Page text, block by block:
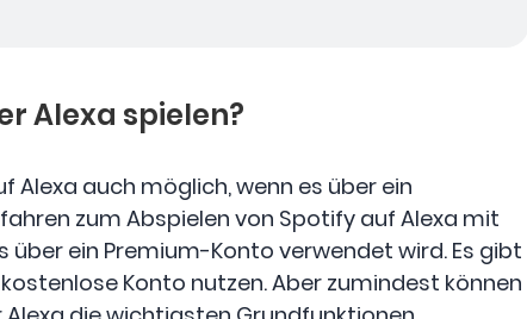
Alexa spielen?
Alexa auch möglich, wenn es über ein
zum Abspielen von Spotify auf Alexa mit
ein Premium-Konto verwendet wird. Es gibt
Konto nutzen. Aber zumindest können